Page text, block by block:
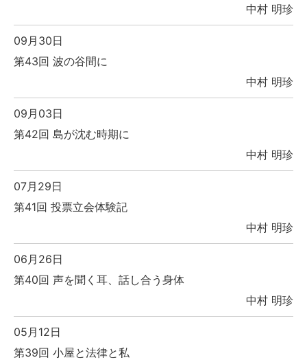
中村 明珍
09月30日
第43回 波の谷間に
中村 明珍
09月03日
第42回 島が沈む時期に
中村 明珍
07月29日
第41回 投票立会体験記
中村 明珍
06月26日
第40回 声を聞く耳、話し合う身体
中村 明珍
05月12日
第39回 小屋と法律と私